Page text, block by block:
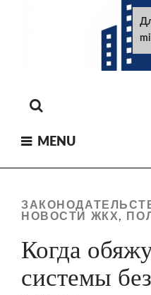
MENU
НОВОСТИ ЖКХ,
Когда
системы